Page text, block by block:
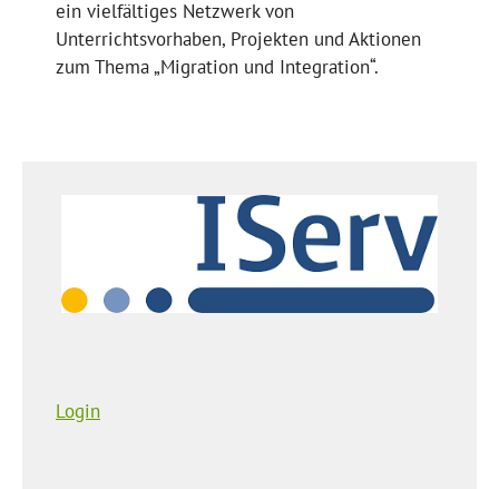
ein vielfältiges Netzwerk von
Unterrichtsvorhaben, Projekten und Aktionen
zum Thema „Migration und Integration“.
Login